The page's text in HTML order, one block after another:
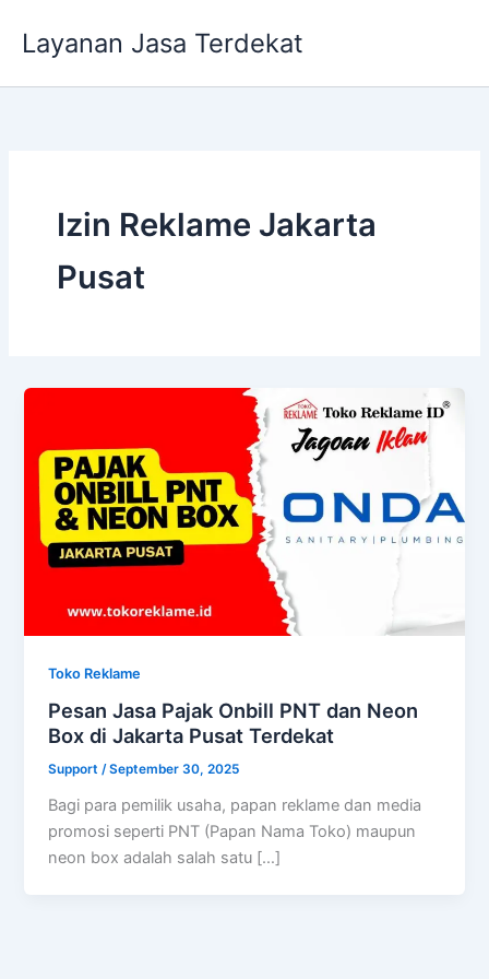
Layanan Jasa Terdekat
Izin Reklame Jakarta
Pusat
Toko Reklame
Pesan Jasa Pajak Onbill PNT dan Neon
Box di Jakarta Pusat Terdekat
Support/September 30, 2025
Bagi para pemilik usaha, papan reklame dan media
promosi seperti PNT (Papan Nama Toko) maupun
neon box adalah salah satu […]